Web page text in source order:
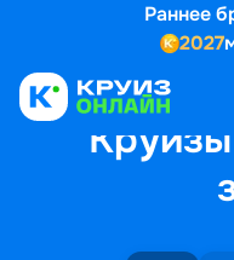
Раннее
2027